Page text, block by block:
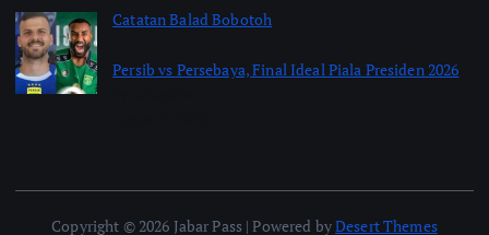
Catatan Balad Bobotoh
Persib vs Persebaya, Final Ideal Piala Presiden 2026
Copyright © 2026 Jabar Pass | Powered byDesert Themes